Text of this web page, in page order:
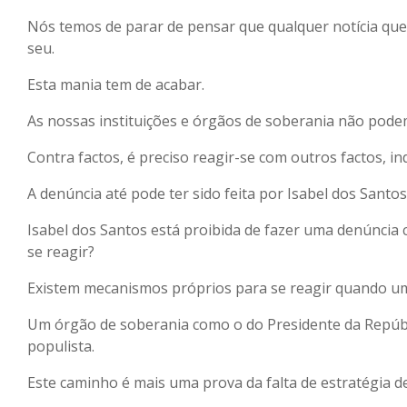
Nós temos de parar de pensar que qualquer notícia
seu.
Esta mania tem de acabar.
As nossas instituições e órgãos de soberania não
Contra factos, é preciso reagir-se com outros factos,
A denúncia até pode ter sido feita por Isabel dos
Isabel dos Santos está proibida de fazer uma
se reagir?
Existem mecanismos próprios para se reagir quando
Um órgão de soberania como o do Presidente da
populista.
Este caminho é mais uma prova da falta de estratégia